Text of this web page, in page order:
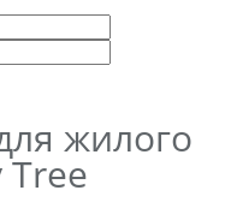
жилого
Tree